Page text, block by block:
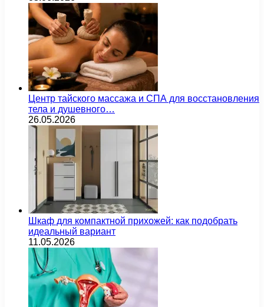
Центр тайского массажа и СПА для восстановления
тела и душевного…
26.05.2026
Шкаф для компактной прихожей: как подобрать
идеальный вариант
11.05.2026